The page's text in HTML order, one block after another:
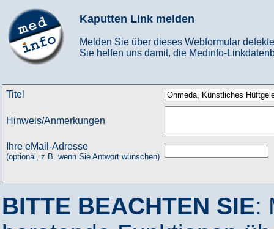
Kaputten Link melden
Melden Sie über dieses Webformular
Sie helfen uns damit, die Medinfo-
Titel
Hinweis/Anmerkungen
Ihre eMail-Adresse
(optional, z.B. wenn Sie Antwort wünschen)
BITTE BEACHTEN SIE: